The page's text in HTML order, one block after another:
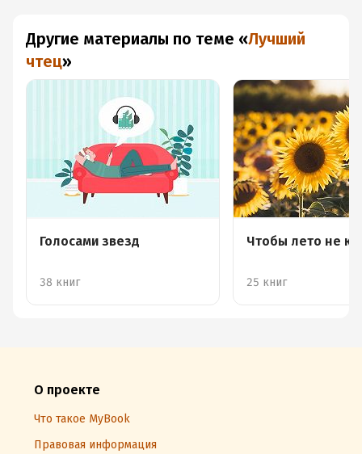
Другие материалы по теме «Лучший
чтец»
Голосами звезд
38 книг
Чтобы лето не
25 книг
О проекте
Что такое MyBook
Правовая информация